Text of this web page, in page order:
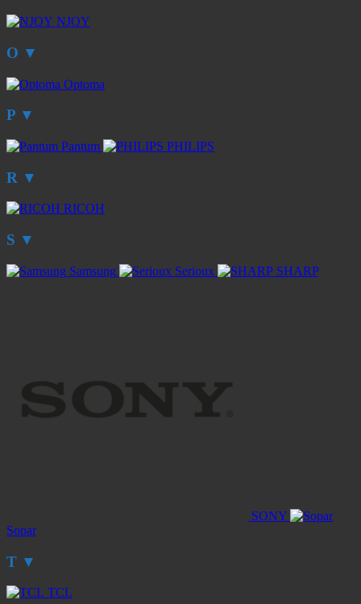
NJOY
O ▼
Optoma
P ▼
Pantum PHILIPS
R ▼
RICOH
S ▼
Samsung Serioux SHARP
SONY
Sopar
T ▼
TCL